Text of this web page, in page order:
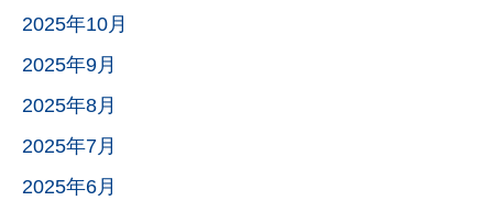
2025年10月
2025年9月
2025年8月
2025年7月
2025年6月